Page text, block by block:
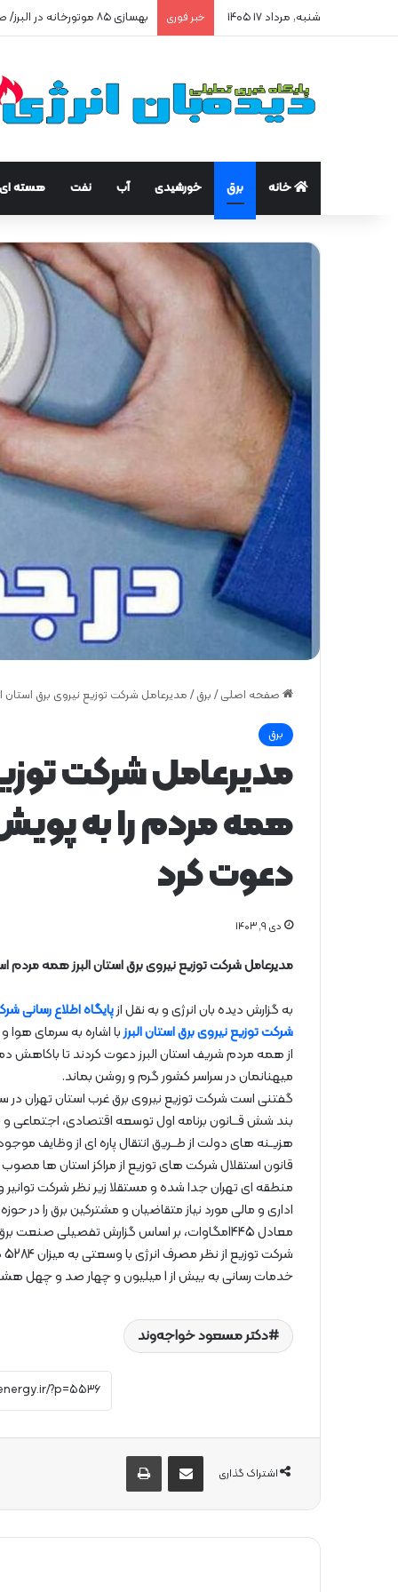
شنبه, مرداد ۱۷ ۱۴۰۵ خبر فوری بهسازی ۸۵ موتورخانه در البرز/ صرفه‌جویی ۲۵۰ هزار مترمکعبی گاز در سه ماه
خانه برق خورشیدی آب نفت هسته ای
صفحه اصلی / برق / مدیرعامل شركت توزیع نیروی برق
برق
مدیرعامل شركت
همه مردم را به
دعوت كرد
دی ۹, ۱۴۰۳
مدیرعامل شركت توزیع نیروی برق استان البرز همه
به گزارش دیده بان انرژی و به نقل ازپایگاه اطلاع رسانی
شرکت توزیع نیروی برق استان البرزبا اشاره به سرمای هوا
از همه مردم شریف استان البرز دعوت کردند تا
میهنانمان در سراسر کشور گرم و روشن بماند.
بند شش قــانون برنامه اول توسعه اقتصادی،
منطقه ای تهران جدا شده و مستقلا زیر نظر شرکت
خدمات رسانی به بیش از 1 میلیون و چهار صد و چهل هشت هزار مشترک را عهده دار می باشد.
دکتر مسعود خواجه‌وند
اشتراک گذاری
از طریق ایمیل به اشتراک بگذارید